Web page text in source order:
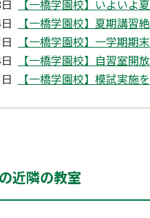
【一橋学園校】いよいよ
【一橋学園校】夏期講習
【一橋学園校】一学期期
【一橋学園校】自習室開
【一橋学園校】模試実施
近隣の教室